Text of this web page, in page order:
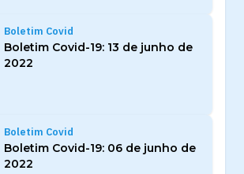
Boletim Covid
Boletim Covid-19: 13 de junho de
2022
Boletim Covid
Boletim Covid-19: 06 de junho de
2022